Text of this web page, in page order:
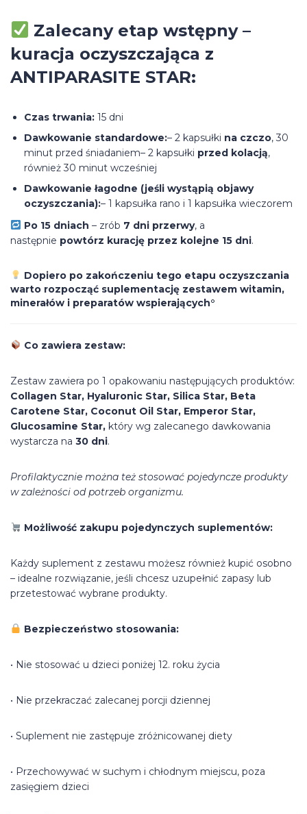
Zalecany etap wstępny –
kuracja oczyszczająca z
ANTIPARASITE STAR:
Czas trwania: 15 dni
Dawkowanie standardowe:– 2 kapsułki na czczo, 30
minut przed śniadaniem– 2 kapsułki przed kolacją,
również 30 minut wcześniej
Dawkowanie łagodne (jeśli wystąpią objawy
oczyszczania):– 1 kapsułka rano i 1 kapsułka wieczorem
Po 15 dniach – zrób 7 dni przerwy, a
następnie powtórz kurację przez kolejne 15 dni.
Dopiero po zakończeniu tego etapu oczyszczania
warto rozpocząć suplementację zestawem witamin,
minerałów i preparatów wspierających°
Co zawiera zestaw:
Zestaw zawiera po 1 opakowaniu następujących produktów:
Collagen Star, Hyaluronic Star, Silica Star, Beta
Carotene Star, Coconut Oil Star, Emperor Star,
Glucosamine Star, który wg zalecanego dawkowania
wystarcza na 30 dni.
Profilaktycznie można też stosować pojedyncze produkty
w zależności od potrzeb organizmu.
Możliwość zakupu pojedynczych suplementów:
Każdy suplement z zestawu możesz również kupić osobno
– idealne rozwiązanie, jeśli chcesz uzupełnić zapasy lub
przetestować wybrane produkty.
Bezpieczeństwo stosowania:
• Nie stosować u dzieci poniżej 12. roku życia
• Nie przekraczać zalecanej porcji dziennej
• Suplement nie zastępuje zróżnicowanej diety
• Przechowywać w suchym i chłodnym miejscu, poza
zasięgiem dzieci